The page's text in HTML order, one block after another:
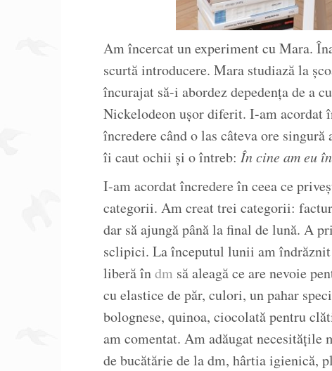
Am încercat un experiment cu Mara.
scurtă introducere. Mara studiază la
încurajat să-i abordez depedența de a
Nickelodeon ușor diferit. I-am acordat
încredere când o las câteva ore
îi caut ochii și o întreb: În cine am eu
I-am acordat încredere în ceea ce
categorii. Am creat trei categorii:
dar să ajungă până la final de lună. A
sclipici. La începutul lunii am
liberă îndm să aleagă ce are nevoie
cu elastice de păr, culori, un pahar
bolognese, quinoa, ciocolată pentru
am comentat. Am adăugat necesitățile
de bucătărie de la dm, hârtia igienică,